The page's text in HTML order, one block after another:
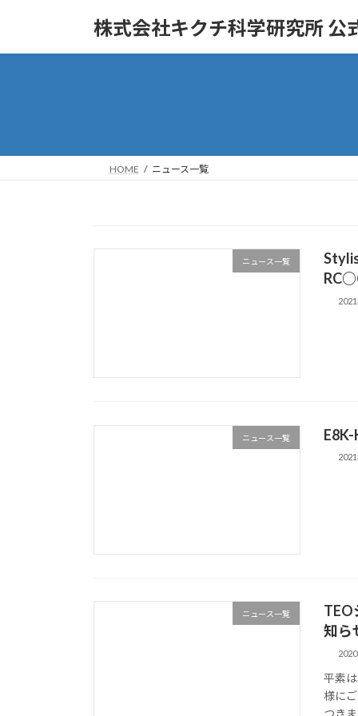
株式会社キクチ科学研究所 公
ニュース一覧
ニュース一覧
ニュース一覧
ニュース一覧
TEO
知ら
平素
様に
つき